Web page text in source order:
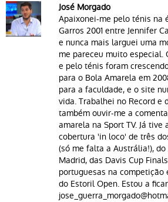
José Morgado
Apaixonei-me pelo ténis na
Garros 2001 entre Jennifer
e nunca mais larguei uma
me pareceu muito especial.
e pelo ténis foram
para o Bola Amarela em
para a faculdade, e o site
vida. Trabalhei no Record e
também ouvir-me a
amarela na Sport TV. Já tive
cobertura 'in loco' de três
(só me falta a Austrália!), do
Madrid, das Davis Cup
portuguesas na competição
do Estoril Open. Estou a